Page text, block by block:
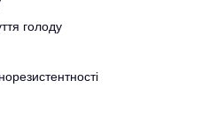
голоду